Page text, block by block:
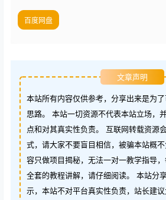
百度网盘
文章声明
本站所有内容仅供参考，分享出来是为
思路。 本站一切资源不代表本站立场，
点和对其真实性负责。 互联网转载资源
式，请大家不要盲目相信，被骗本站概
容只做项目揭秘，无法一对一教学指导
全套的教程讲解，请仔细阅读。 本站分
示，本站不对平台真实性负责，站长建